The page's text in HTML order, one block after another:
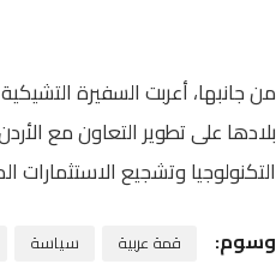
من جانبها، أعربت السفيرة
بلادها على تطوير التعاون مع
التكنولوجيا وتشجيع الاستثمارات
وسوم: قمة عربية سياسة